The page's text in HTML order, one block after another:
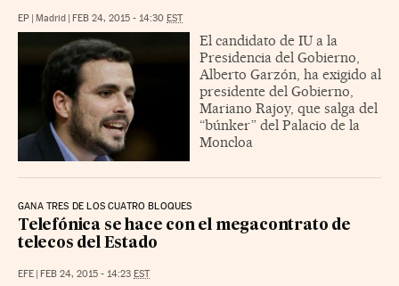
EP | Madrid | FEB 24, 2015 - 14:30 EST
El candidato de IU a la
Presidencia del Gobierno,
Alberto Garzón, ha exigido al
presidente del Gobierno,
Mariano Rajoy, que salga del
“búnker” del Palacio de la
Moncloa
GANA TRES DE LOS CUATRO BLOQUES
Telefónica se hace con el megacontrato de
telecos del Estado
EFE | FEB 24, 2015 - 14:23 EST